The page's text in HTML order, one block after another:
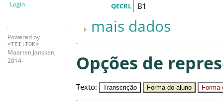
Login
Powered by
<TEI:TOK>
Maarten Janssen,
2014-
QECRL B1
mais dados
Opções de
Texto: Transcrição Forma do aluno Forma